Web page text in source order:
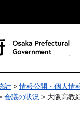
計 >情報公開・個人情
会議の状況 > 大阪高教